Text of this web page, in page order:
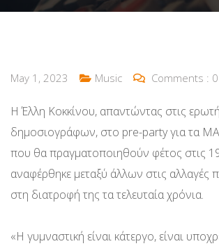
May 1, 2023 Music Comments : 0
Η Έλλη Κοκκίνου, απαντώντας στις
δημοσιογράφων, στο pre-party για τα
που θα πραγματοποιηθούν φέτος στις
αναφέρθηκε μεταξύ άλλων στις αλλαγές
στη διατροφή της τα τελευταία χρόνια.
«Η γυμναστική είναι κάτεργο, είναι